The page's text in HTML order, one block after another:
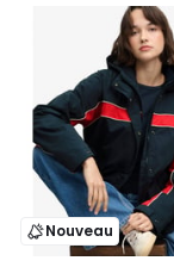
Nouveau